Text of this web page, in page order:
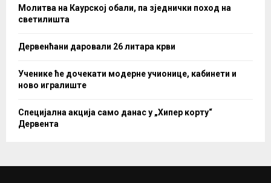
Молитва на Каурској обали, па зједнички поход на
светилишта
Дервенћани даровали 26 литара крви
Ученике ће дочекати модерне учионице, кабинети и
ново игралиште
Специјална акција само данас у „Хипер корту“
Дервента